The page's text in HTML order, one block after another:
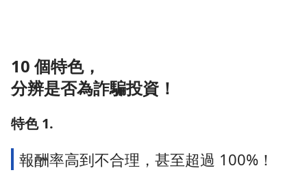
10 個特色，
分辨是否為詐騙投資！
特色 1.
報酬率高到不合理，甚至超過 100%！